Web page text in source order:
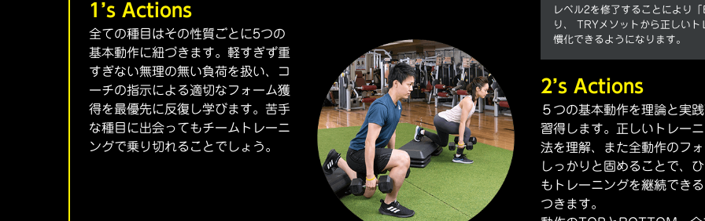
1’s Actions
全ての種目はその性質ごとに5つの
基本動作に紐づきます。軽すぎず重
すぎない無理の無い負荷を扱い、コ
ーチの指示による適切なフォーム獲
得を最優先に反復し学びます。苦手
な種目に出会ってもチームトレーニ
ングで乗り切れることでしょう。
レベル2を修了することにより
り、 TRYメソットから正しい
慣化できるようになります。
2’s Actions
５つの基本動作を理論と実
習得します。正しいトレー
法を理解、また全動作のフ
しっかりと固めることで、
もトレーニングを継続でき
つきます。